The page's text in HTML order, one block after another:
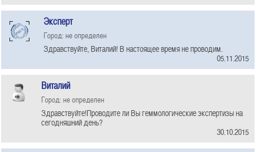
Эксперт
Город: не определен
Здравствуйте, Виталий! В настоящее время не проводим.
05.11.2015
Виталий
Город: не определен
Здравствуйте!Проводите ли Вы геммологические экспертизы на
сегодняшний день?
30.10.2015